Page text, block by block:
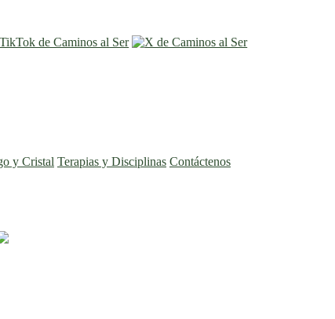
y Cristal Terapias y Disciplinas Contáctenos